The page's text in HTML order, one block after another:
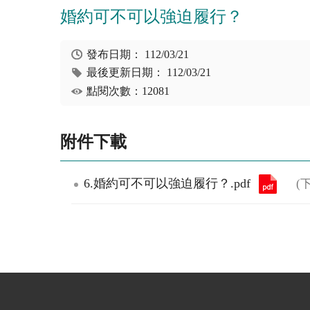
婚約可不可以強迫履行？
發布日期： 112/03/21
最後更新日期： 112/03/21
點閱次數：12081
附件下載
6.婚約可不可以強迫履行？.pdf (